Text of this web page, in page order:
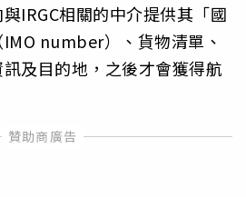
IRGC相關的中介提供其「國
number）、貨物清單、
及目的地，之後才會獲得航